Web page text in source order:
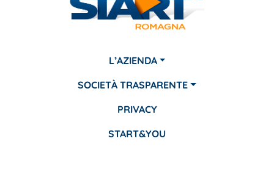
L’AZIENDA
SOCIETÀ TRASPARENTE
PRIVACY
START&YOU